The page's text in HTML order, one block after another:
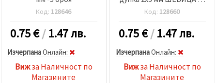
Код: 128646
0.75€/1.47 лв.
ИзчерпанаOнлайн:
Вижза Наличност по
Магазините
броя
Код: 128660
0.75€/1.47 лв.
ИзчерпанаOнлайн:
Вижза Наличност по
Магазините